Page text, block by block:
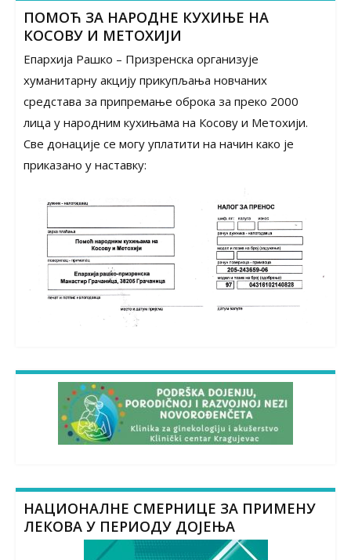
ПОМОЋ ЗА НАРОДНЕ КУХИЊЕ НА
КОСОВУ И МЕТОХИЈИ
Епархија Рашко – Призренска организује
хуманитарну акцију прикупљања новчаних
средстава за припремање оброка за преко 2000
лица у народним кухињама на Косову и Метохији.
Све донације се могу уплатити на начин како је
приказано у наставку:
НАЦИОНАЛНЕ СМЕРНИЦЕ ЗА ПРИМЕНУ
ЛЕКОВА У ПЕРИОДУ ДОЈЕЊА